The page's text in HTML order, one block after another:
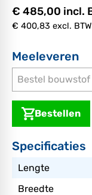
€ 485,00 incl.
€ 400,83 excl. BTW
Meeleveren
Bestel
Bestellen
Specificaties
Lengte
Breedte